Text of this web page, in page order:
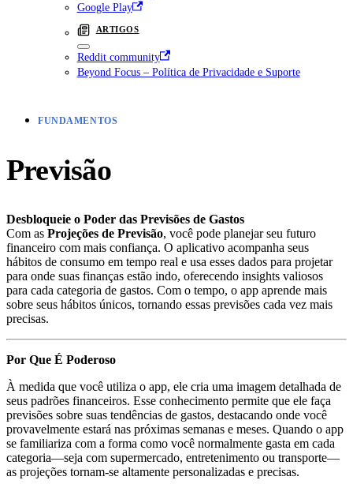
Google Play
ARTIGOS
Reddit community
Beyond Focus – Política de Privacidade e Suporte
FUNDAMENTOS
Previsão
Desbloqueie o Poder das Previsões de Gastos
Com as Projeções de Previsão, você pode planejar seu futuro
financeiro com mais confiança. O aplicativo acompanha seus
hábitos de consumo em tempo real e usa esses dados para projetar
para onde suas finanças estão indo, oferecendo insights valiosos
para cada categoria de gastos. Com o tempo, o app aprende mais
sobre seus hábitos únicos, tornando essas previsões cada vez mais
precisas.
Por Que É Poderoso
À medida que você utiliza o app, ele cria uma imagem detalhada de
seus padrões financeiros. Esse conhecimento permite que ele faça
previsões sobre suas tendências de gastos, destacando onde você
provavelmente estará nas próximas semanas e meses. Quando o app
se familiariza com a forma como você normalmente gasta em cada
categoria—seja com supermercado, entretenimento ou transporte—
as projeções tornam-se altamente personalizadas e precisas.